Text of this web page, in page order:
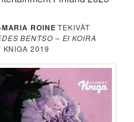
ROINE TEKIVÄT
BENTSO – EI KOIRA
KNIGA 2019